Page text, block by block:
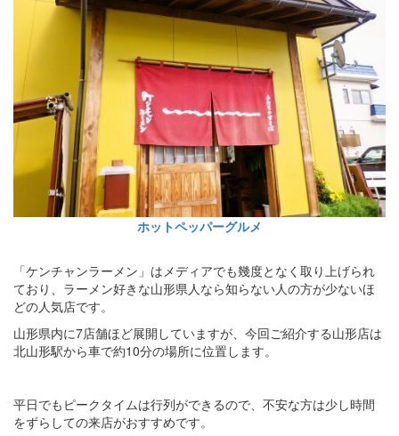
ホットペッパーグルメ
「ケンチャンラーメン」はメディアでも幾度となく取り上げられ
ており、ラーメン好きな山形県人なら知らない人の方が少ないほ
どの人気店です。
山形県内に7店舗ほど展開していますが、今回ご紹介する山形店は
北山形駅から車で約10分の場所に位置します。
平日でもピークタイムは行列ができるので、不安な方は少し時間
をずらしての来店がおすすめです。